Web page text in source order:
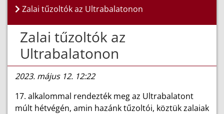
Zalai tűzoltók az Ultrabalatonon
Zalai tűzoltók az
Ultrabalatonon
2023. május 12. 12:22
17. alkalommal rendezték meg az Ultrabalatont
múlt hétvégén, amin hazánk tűzoltói, köztük zalaiak